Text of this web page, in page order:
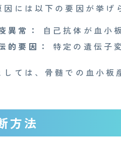
因には以下の要因が挙げ
異常：
自己抗体が血小
的要因：
特定の遺伝子
しては、骨髄での血小板
方法